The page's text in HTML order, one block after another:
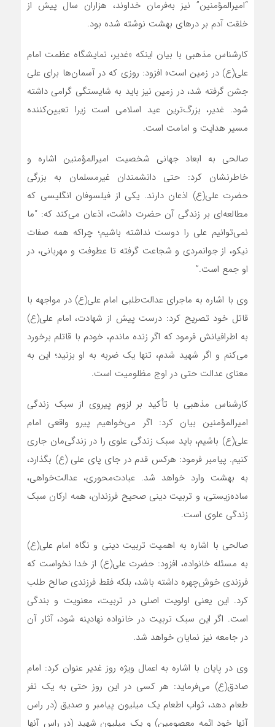
“امیرالمؤمنین” نیز به‌فرمان خداوند، هزاران سال پیش از
خلقت آدم بر درهای بهشت نوشته شده بود.
کارشناس مذهبی با بیان اینکه «غدیر، نمایشگاه عظمت امام
علی(ع) در زمین است» افزود: روزی که در آسمان‌ها برای علی
جشن گرفته شد، در زمین نیز باید به شایستگی گرامی داشته
شود. غدیر، بزرگ‌ترین عید اسلامی است زیرا تعیین‌کننده
مسیر هدایت و امامت است.
صالحی به ابعاد جهانی شخصیت امیرالمؤمنین اشاره و
خاطرنشان کرد: حتی دانشمندان غیرمسلمان به بزرگی
حضرت علی(ع) اذعان دارند. یکی از فیلسوفان انگلیسی که
مطالعه‌ای بر زندگی آن حضرت داشت، اذعان می‌کند که: “ما
نمی‌توانیم علی را دوست نداشته باشیم؛ چراکه همه صفات
نیکو، از جوانمردی و شجاعت گرفته تا عطوفت و مهربانی، در
او جمع است.”
وی با اشاره به ماجرای عدالت‌طلبی امام علی(ع) در مواجهه با
قاتل خود تصریح کرد: درست پیش از شهادت، امام علی(ع)
به اطرافیانش فرمود که اگر زنده ماندم، خودم با قاتلم برخورد
می‌کنم و اگر شهید شدم، تنها یک ضربه به او بزنید؛ این به
معنای عدالت حتی در اوج مظلومیت است.
کارشناس مذهبی با تأکید بر لزوم پیروی از سبک زندگی
امیرالمؤمنین بیان کرد: اگر می‌خواهیم پیرو واقعی امام
علی(ع) باشیم، باید سبک زندگی علوی را در زندگی‌مان جاری
کنیم. پیامبر فرمود: هرکس قدم در جای پای علی (ع) بگذارد،
به بهشت وارد خواهد شد. عبادت‌محوری، عدالت‌خواهی،
ساده‌زیستی، و تربیت دینی صحیح فرزندان، همه ارکان سبک
زندگی علوی است.
صالحی با اشاره به اهمیت تربیت دینی و نگاه امام علی(ع)
به مسئله خانواده، افزود: حضرت علی(ع) از خدا نخواست که
فرزندی خوش‌چهره داشته باشد، بلکه فقط فرزندی صالح طلب
کرد. این یعنی اولویت اصلی در تربیت، معنویت و بندگی
است. اگر این سبک تربیت در خانواده نهادینه شود، آثار آن
در جامعه نیز نمایان خواهد شد.
وی در پایان با اشاره به اعمال ویژه روز غدیر عنوان کرد: امام
صادق(ع) می‌فرماید: هر کسی در این روز حتی به یک نفر
طعام دهد، ثواب اطعام یک میلیون پیامبر و صدیق (در راس
آنها خود ائمه معصومین) و یک میلیون شهید (در راس آنها